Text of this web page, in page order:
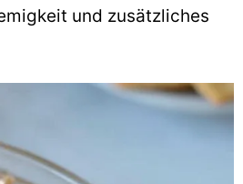
und zusätzliches